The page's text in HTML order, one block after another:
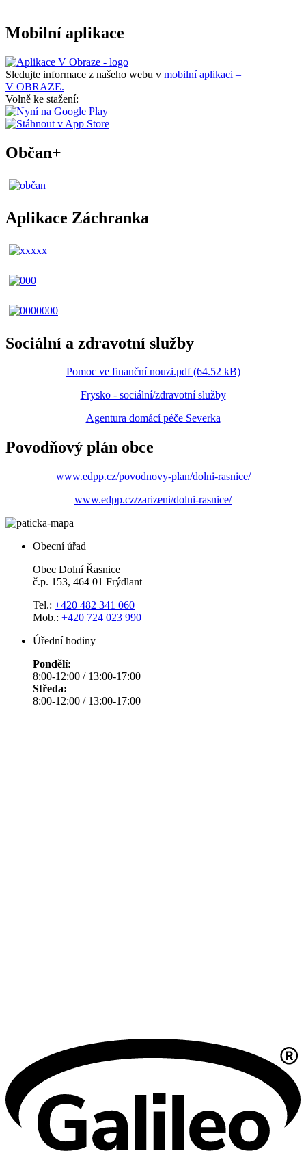
Mobilní aplikace
Sledujte informace z našeho webu v mobilní aplikaci –
V OBRAZE.
Volně ke stažení:
Občan+
Aplikace Záchranka
Sociální a zdravotní služby
Pomoc ve finanční nouzi.pdf (64.52 kB)
Frysko - sociální/zdravotní služby
Agentura domácí péče Severka
Povodňový plán obce
www.edpp.cz/povodnovy-plan/dolni-rasnice/
www.edpp.cz/zarizeni/dolni-rasnice/
Obecní úřad
Obec Dolní Řasnice
č.p. 153, 464 01 Frýdlant
Tel.: +420 482 341 060
Mob.: +420 724 023 990
Úřední hodiny
Pondělí:
8:00-12:00 / 13:00-17:00
Středa:
8:00-12:00 / 13:00-17:00